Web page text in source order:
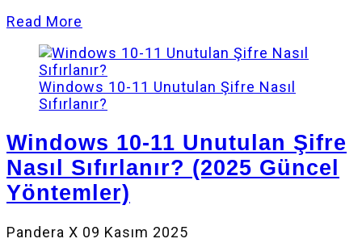
Read More
Windows 10-11 Unutulan Şifre Nasıl
Sıfırlanır?
Windows 10-11 Unutulan Şifre
Nasıl Sıfırlanır? (2025 Güncel
Yöntemler)
Pandera X 09 Kasım 2025